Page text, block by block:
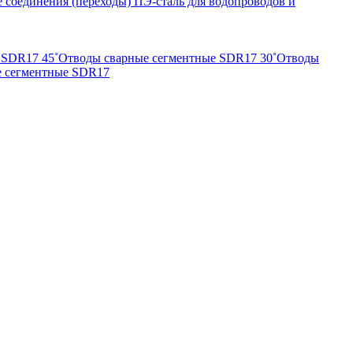
45˚Отводы сварные сегментные SDR17 30˚Отводы
SDR17